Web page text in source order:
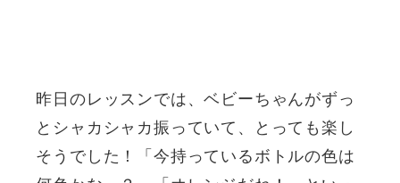
昨日のレッスンでは、ベビーちゃんがずっ
とシャカシャカ振っていて、とっても楽し
そうでした！「今持っているボトルの色は